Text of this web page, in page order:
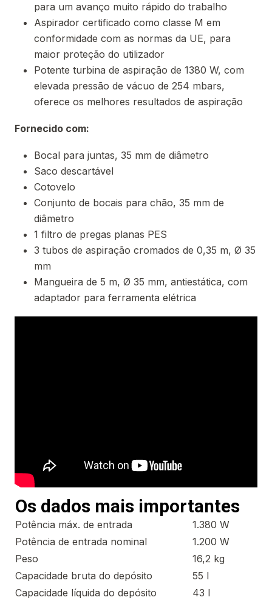
para um avanço muito rápido do trabalho
Aspirador certificado como classe M em
conformidade com as normas da UE, para
maior proteção do utilizador
Potente turbina de aspiração de 1380 W, com
elevada pressão de vácuo de 254 mbars,
oferece os melhores resultados de aspiração
Fornecido com:
Bocal para juntas, 35 mm de diâmetro
Saco descartável
Cotovelo
Conjunto de bocais para chão, 35 mm de
diâmetro
1 filtro de pregas planas PES
3 tubos de aspiração cromados de 0,35 m, Ø 35
mm
Mangueira de 5 m, Ø 35 mm, antiestática, com
adaptador para ferramenta elétrica
Os dados mais importantes
Potência máx. de entrada
1.380 W
Potência de entrada nominal
1.200 W
Peso
16,2 kg
Capacidade bruta do depósito
55 l
Capacidade líquida do depósito
43 l